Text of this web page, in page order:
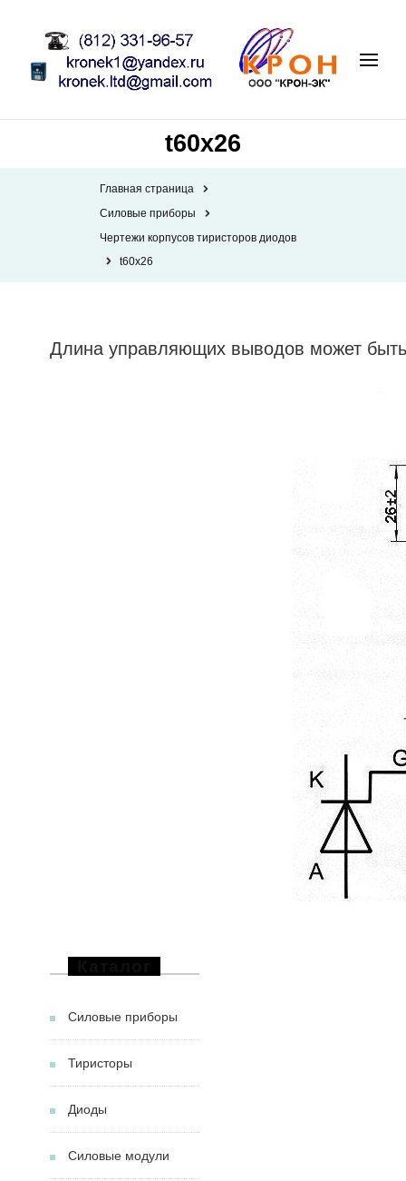
t60x26
Главная страница
Силовые приборы
Чертежи корпусов тиристоров диодов
t60x26
Длина управляющих выводов может
Силовые приборы
Тиристоры
Диоды
Силовые модули